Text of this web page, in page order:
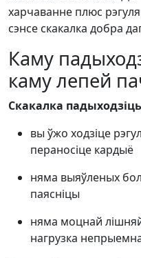
харчаванне плюс
сэнсе скакалка добра
Каму
каму лепей
Скакалка
вы ўжо ходзіце
пераносіце кардыё
няма выяўленых
паясніцы
няма моцнай
нагрузка